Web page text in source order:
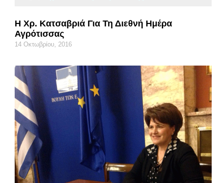
Η Χρ. Κατσαβριά Για Τη Διεθνή Ημέρα
Αγρότισσας
14 Οκτωβρίου, 2016